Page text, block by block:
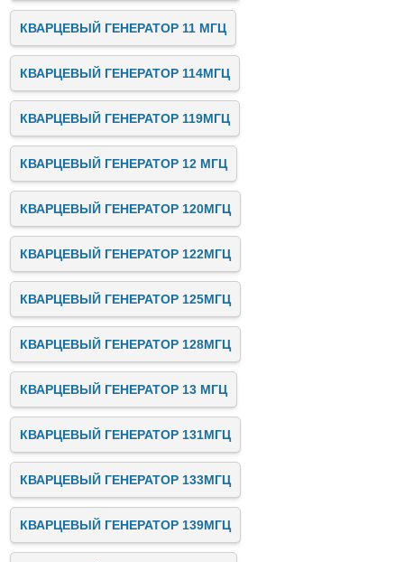
КВАРЦЕВЫЙ ГЕНЕРАТОР 11 МГЦ
КВАРЦЕВЫЙ ГЕНЕРАТОР 114МГЦ
КВАРЦЕВЫЙ ГЕНЕРАТОР 119МГЦ
КВАРЦЕВЫЙ ГЕНЕРАТОР 12 МГЦ
КВАРЦЕВЫЙ ГЕНЕРАТОР 120МГЦ
КВАРЦЕВЫЙ ГЕНЕРАТОР 122МГЦ
КВАРЦЕВЫЙ ГЕНЕРАТОР 125МГЦ
КВАРЦЕВЫЙ ГЕНЕРАТОР 128МГЦ
КВАРЦЕВЫЙ ГЕНЕРАТОР 13 МГЦ
КВАРЦЕВЫЙ ГЕНЕРАТОР 131МГЦ
КВАРЦЕВЫЙ ГЕНЕРАТОР 133МГЦ
КВАРЦЕВЫЙ ГЕНЕРАТОР 139МГЦ